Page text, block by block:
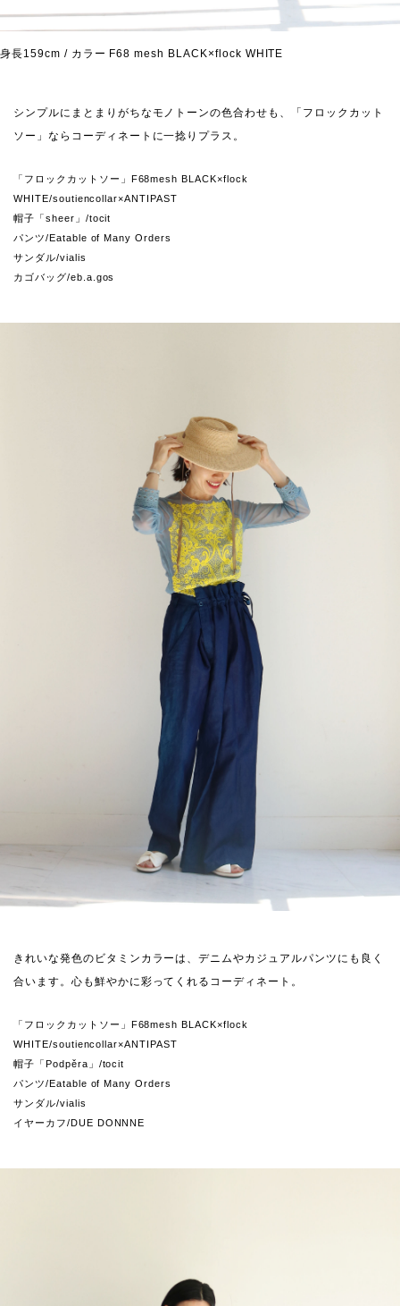
身長159cm / カラー F68 mesh BLACK×flock WHITE
シンプルにまとまりがちなモノトーンの色合わせも、「フロックカット
ソー」ならコーディネートに一捻りプラス。
「フロックカットソー」F68mesh BLACK×flock
WHITE/soutiencollar×ANTIPAST
帽子「sheer」/tocit
パンツ/Eatable of Many Orders
サンダル/vialis
カゴバッグ/eb.a.gos
きれいな発色のビタミンカラーは、デニムやカジュアルパンツにも良く
合います。心も鮮やかに彩ってくれるコーディネート。
「フロックカットソー」F68mesh BLACK×flock
WHITE/soutiencollar×ANTIPAST
帽子「Podpěra」/tocit
パンツ/Eatable of Many Orders
サンダル/vialis
イヤーカフ/DUE DONNNE